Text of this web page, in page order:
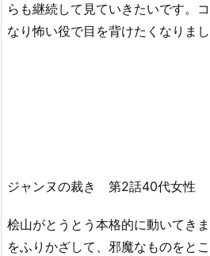
らも継続して見ていきたいです。
なり怖い役で目を背けたくなりまし
ジャンヌの裁き 第2話40代女性
桧山がとうとう本格的に動いてき
をふりかざして、邪魔なものをと